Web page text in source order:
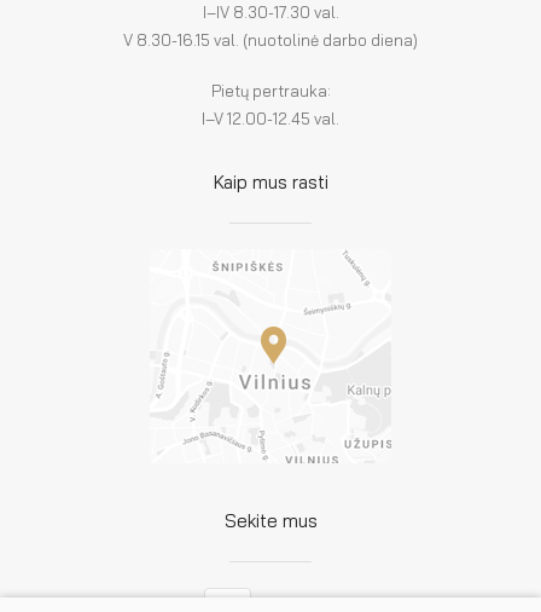
I–IV 8.30-17.30 val.
V 8.30-16.15 val. (nuotolinė darbo diena)
Pietų pertrauka:
I–V 12.00-12.45 val.
Kaip mus rasti
Sekite mus